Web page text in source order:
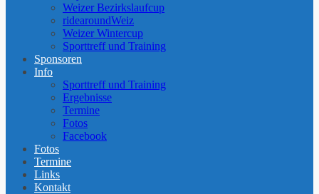
Weizer Bezirkslaufcup
ridearoundWeiz
Weizer Wintercup
Sporttreff und Training
Sponsoren
Info
Sporttreff und Training
Ergebnisse
Termine
Fotos
Facebook
Fotos
Termine
Links
Kontakt